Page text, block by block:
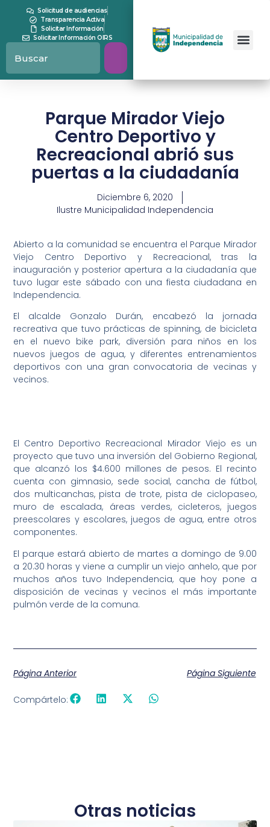
Solicitud de audiencias
Transparencia Activa
Solicitar Información
Solicitar Información OIRS
Parque Mirador Viejo
Centro Deportivo y
Recreacional abrió sus
puertas a la ciudadanía
Diciembre 6, 2020
Ilustre Municipalidad Independencia
Abierto a la comunidad se encuentra el Parque Mirador
Viejo Centro Deportivo y Recreacional, tras la
inauguración y posterior apertura a la ciudadanía que
tuvo lugar este sábado con una fiesta ciudadana en
Independencia.
El alcalde Gonzalo Durán, encabezó la jornada
recreativa que tuvo prácticas de spinning, de bicicleta
en el nuevo bike park, diversión para niños en los
nuevos juegos de agua, y diferentes entrenamientos
deportivos con una gran convocatoria de vecinas y
vecinos.
El Centro Deportivo Recreacional Mirador Viejo es un
proyecto que tuvo una inversión del Gobierno Regional,
que alcanzó los $4.600 millones de pesos. El recinto
cuenta con gimnasio, sede social, cancha de fútbol,
dos multicanchas, pista de trote, pista de ciclopaseo,
muro de escalada, áreas verdes, cicleteros, juegos
preescolares y escolares, juegos de agua, entre otros
componentes.
El parque estará abierto de martes a domingo de 9.00
a 20.30 horas y viene a cumplir un viejo anhelo, que por
muchos años tuvo Independencia, que hoy pone a
disposición de vecinas y vecinos el más importante
pulmón verde de la comuna.
Página Anterior Página Siguiente
Compártelo:
Otras noticias